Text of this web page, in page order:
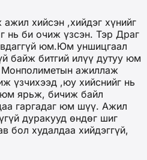
хийсэн ,хийдэг хүнийг
нь би очиж үзсэн. Тэр Драг
юм.Юм уншицгаал
байж битгий илүү дутуу юм
ажиллаж
үзчихээд ,юу хийснийг нь
ярьж, бичиж байл
гаргадаг юм шүү. Ажил
дуракууд өндөг шиг
бол худалдаа хийдэггүй,